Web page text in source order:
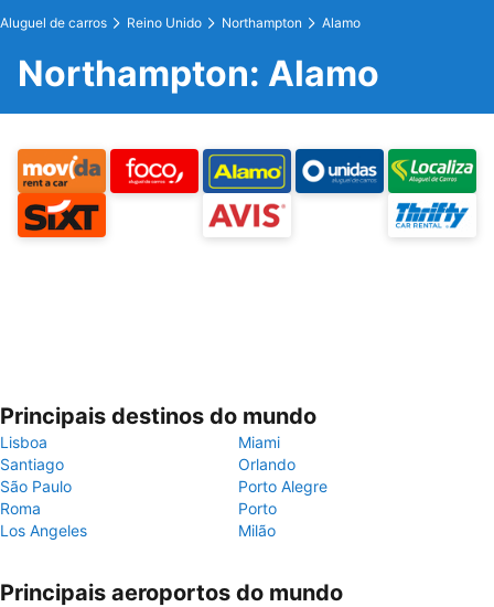
Aluguel de carros Reino Unido Northampton Alamo
Northampton: Alamo
Principais destinos do mundo
Lisboa
Miami
Santiago
Orlando
São Paulo
Porto Alegre
Roma
Porto
Los Angeles
Milão
Principais aeroportos do mundo